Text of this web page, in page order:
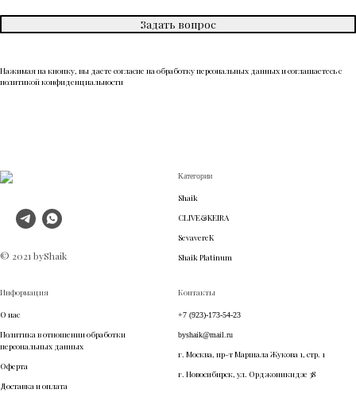
Задать вопрос
Нажимая на кнопку, вы даете согласие на обработку персональных данных и соглашаетесь c
политикой конфиденциальности
© 2021 byShaik
Категории
Shaik
CLIVE&KEIRA
SevavereK
Shaik Platinum
Информация
О нас
Политика в отношении обработки
персональных данных
Оферта
Доставка и оплата
Контакты
+7 (923)-173-54-23
byshaik@mail.ru
г. Москва, пр-т Маршала Жукова 1, стр. 1
г. Новосибирск, ул. Орджоникидзе 38